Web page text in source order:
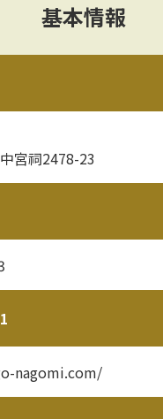
基本情報
宮祠2478-23
nagomi.com/